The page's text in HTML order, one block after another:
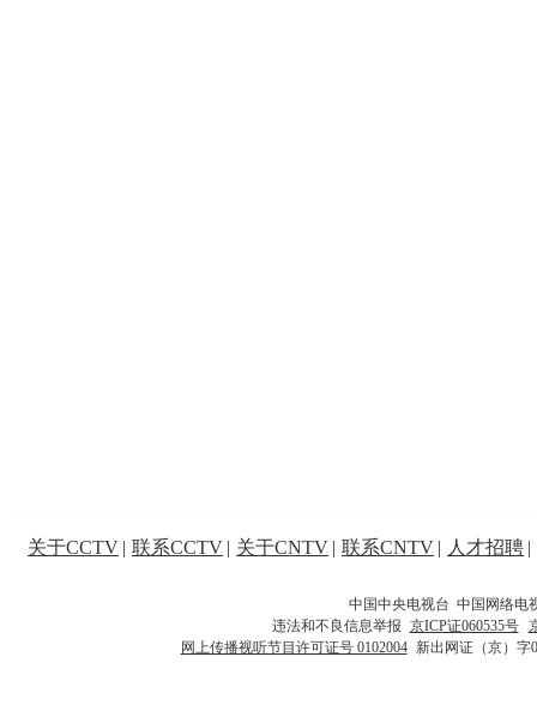
关于CCTV | 联系CCTV | 关于CNTV | 联系CNTV | 人才招聘 |
中国中央电视台 中国网络电
违法和不良信息举报 京ICP证060535号
网上传播视听节目许可证号 0102004 新出网证（京）